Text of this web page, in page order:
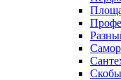
Скобы